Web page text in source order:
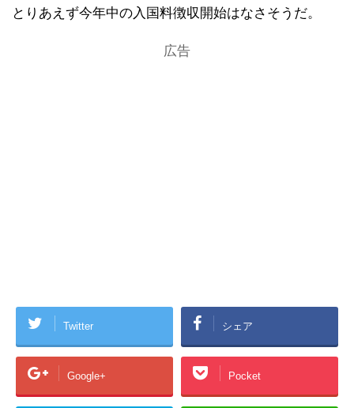
とりあえず今年中の入国料徴収開始はなさそうだ。
広告
Twitter シェア
Google+ Pocket